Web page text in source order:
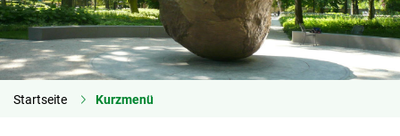
Startseite Kurzmenü